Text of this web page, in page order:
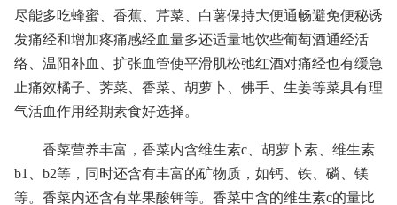
尽能多吃蜂蜜、香蕉、芹菜、白薯保持大便通畅避免便秘诱
发痛经和增加疼痛感经血量多还适量地饮些葡萄酒通经活
络、温阳补血、扩张血管使平滑肌松弛红酒对痛经也有缓急
止痛效橘子、荠菜、香菜、胡萝卜、佛手、生姜等菜具有理
气活血作用经期素食好选择。
香菜营养丰富，香菜内含维生素c、胡萝卜素、维生素
b1、b2等，同时还含有丰富的矿物质，如钙、铁、磷、镁
等。香菜内还含有苹果酸钾等。香菜中含的维生素c的量比